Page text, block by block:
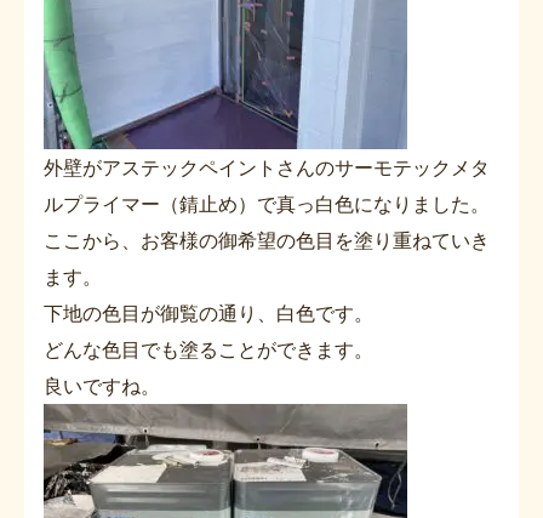
外壁がアステックペイントさんのサーモテックメタ
ルプライマー（錆止め）で真っ白色になりました。
ここから、お客様の御希望の色目を塗り重ねていき
ます。
下地の色目が御覧の通り、白色です。
どんな色目でも塗ることができます。
良いですね。